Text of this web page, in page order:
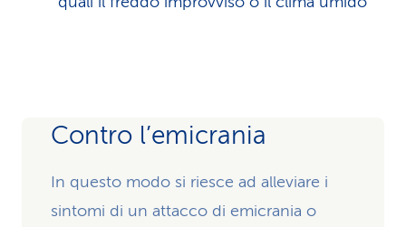
Contro l’emicrania
In questo modo si riesce ad alleviare i
sintomi di un attacco di emicrania o